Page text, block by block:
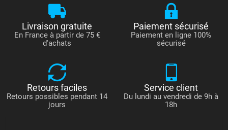
Livraison gratuite
En France à partir de 75 €
d'achats
Paiement sécurisé
Paiement en ligne 100%
sécurisé
Retours faciles
Retours possibles pendant 14
jours
Service client
Du lundi au vendredi de 9h à
18h